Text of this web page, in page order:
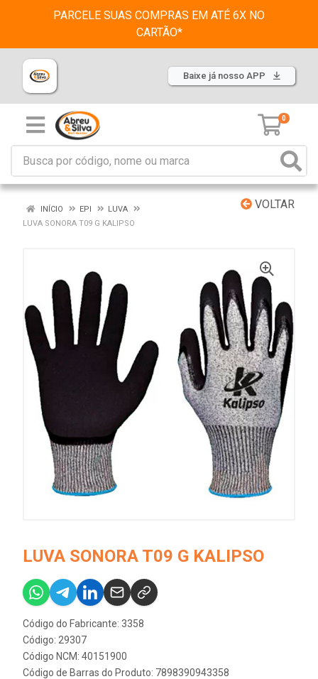
PARCELE SUAS COMPRAS EM ATÉ 6X NO
CARTÃO*
Baixe já nosso APP
0
VOLTAR
INÍCIO EPI
LUVA
LUVA SONORA T09 G KALIPSO
LUVA SONORA T09 G KALIPSO
Código do Fabricante: 3358
Código: 29307
Código NCM: 40151900
Código de Barras do Produto: 7898390943358